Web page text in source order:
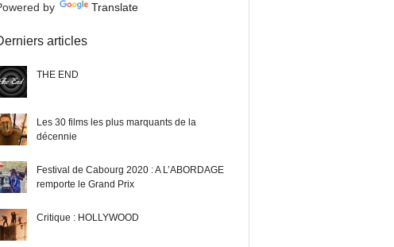
by Translate
articles
THE END
Les 30 films les plus marquants de la
décennie
Festival de Cabourg 2020 : A L’ABORDAGE
remporte le Grand Prix
Critique : HOLLYWOOD